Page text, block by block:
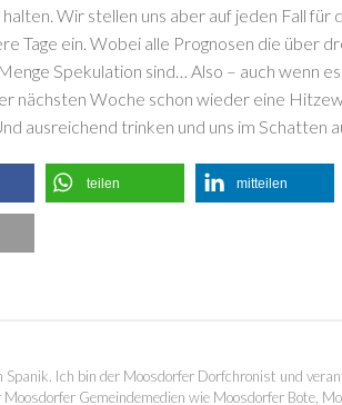
Wir stellen uns aber auf jeden Fall für
Tage ein. Wobei alle Prognosen die über
Spekulation sind… Also – auch wenn
nächsten Woche schon wieder eine
ausreichend trinken und uns im Schatten
teilen mitteilen
Ich bin der Moosdorfer Dorfchronist und
Gemeindemedien wie Moosdorfer Bote,